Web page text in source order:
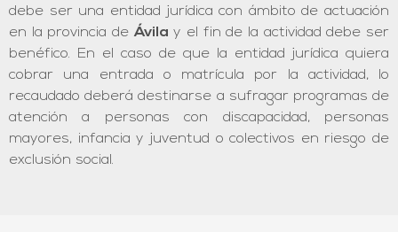
debe ser una entidad jurídica con ámbito de actuación
en la provincia deÁvila y el fin de la actividad debe ser
benéfico. En el caso de que la entidad jurídica quiera
cobrar una entrada o matrícula por la actividad, lo
recaudado deberá destinarse a sufragar programas de
atención a personas con discapacidad, personas
mayores, infancia y juventud o colectivos en riesgo de
exclusión social.